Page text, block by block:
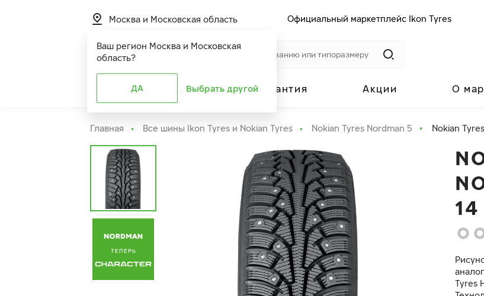
Ваш регион Москва и Московская
область?
ДА Выбрать другой
Москва и Московская область Официальный маркетплейс Ikon Tyres
Расширенная гарантия Акции О
Главная Все шины Ikon Tyres и Nokian Tyres Nokian Tyres Nordman 5 Nokian
14
Tyres